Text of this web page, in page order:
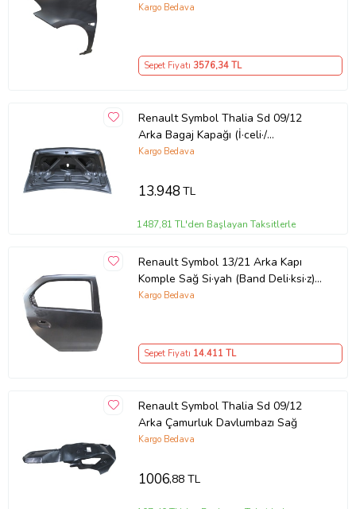
Kargo Bedava
Sepet Fiyatı 3576,34 TL
Renault Symbol Thalia Sd 09/12
Arka Bagaj Kapağı (İ·celi·/
çekomasti·kli·)
Kargo Bedava
13.948TL
1487,81 TL'den Başlayan Taksitlerle
Renault Symbol 13/21 Arka Kapı
Komple Sağ Si·yah (Band Deli·ksi·z)
(İ·celi·/çekomasti·kli·) (Tw)
Kargo Bedava
Sepet Fiyatı 14.411 TL
Renault Symbol Thalia Sd 09/12
Arka Çamurluk Davlumbazı Sağ
Kargo Bedava
1006,88 TL